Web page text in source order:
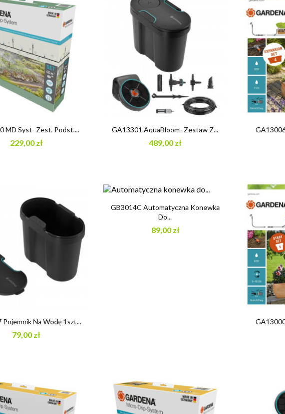
Szybki podgląd
MD Syst- Zest. Podst....
229,00 zł
 Szybki podgląd
GA13301 AquaBloom- Zestaw Z...
489,00 zł

Szybki podgląd
Pojemnik Na Wodę 1szt...
79,00 zł
 Szybki podgląd
GB3014C Automatyczna Konewka
Do...
89,00 zł
